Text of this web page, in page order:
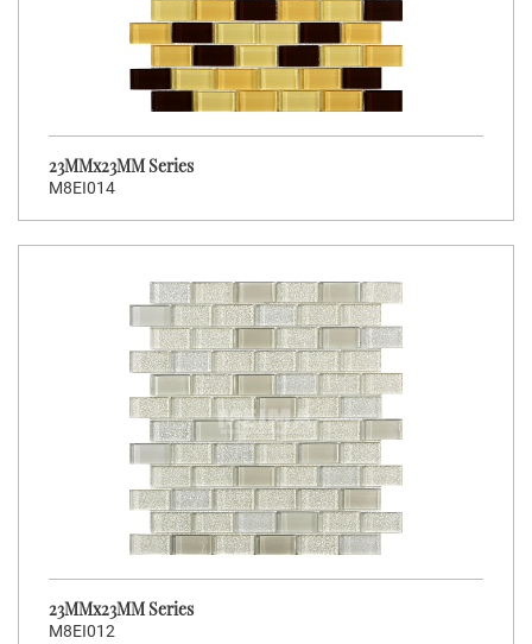
23MMx23MM Series
M8EI014
23MMx23MM Series
M8EI012